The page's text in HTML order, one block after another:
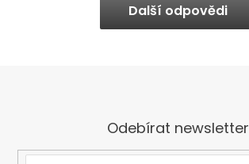
Další odpovědi
Odebírat newsletter